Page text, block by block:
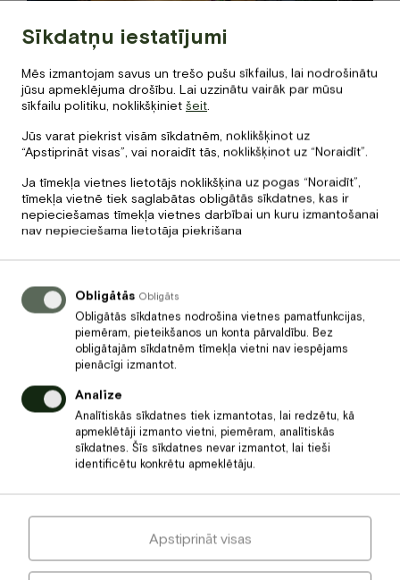
Atpūtas iespējas viesnīcas teritorijā
Viesnīcas „Baltvilla” lieliskā atrašanās vieta
un plašā teritorija piedāvā daudzveidīgas
atpūtas iespējas viesnīcā un tās teritorijā.
Regulāri un atbilstoši sezonai viesnīcas
darbinieki organizē arī dažādus tematiskos
gara
grūtāku?
maltīti,
Apmeklētāju atsauksmes
Citi „Baltvillas” numuri
Visi 38 viesnīcas „Baltvilla” numuri 22–110 m² platībā ir plaši
un komfortabli, kā arī iekārtoti atbilstoši modernas
četrzvaigžņu viesnīcas standartiem. Katra numura
individuālo interjeru papildina mākslinieku Ralfa Jansona
un Agijas Jansones speciāli „Baltvillai” radītās gleznas.
PREZIDENTA APARTAMENTI ROMANTISKAIS LUKSUS
Sīkdatņu iestatījumi
Mēs izmantojam savus un trešo pušu sīkfailus, lai nodrošinātu
jūsu apmeklējuma drošību. Lai uzzinātu vairāk par mūsu
sīkfailu politiku, noklikšķiniet šeit
Jūs varat piekrist visām sīkdatnēm, noklikšķinot uz
“Apstiprināt visas”, vai noraidīt tās, noklikšķinot uz “Noraidīt”.
Ja tīmekļa vietnes lietotājs noklikšķina uz pogas “Noraidīt”,
tīmekļa vietnē tiek saglabātas obligātās sīkdatnes, kas ir
nepieciešamas tīmekļa vietnes darbībai un kuru izmantošanai
nav nepieciešama lietotāja piekrišana
Obligātās Obligāts
Obligātās sīkdatnes nodrošina vietnes pamatfunkcijas,
piemēram, pieteikšanos un konta pārvaldību. Bez
obligātajām sīkdatnēm tīmekļa vietni nav iespējams
pienācīgi izmantot.
Analīze
Analītiskās sīkdatnes tiek izmantotas, lai redzētu, kā
apmeklētāji izmanto vietni, piemēram, analītiskās
sīkdatnes. Šīs sīkdatnes nevar izmantot, lai tieši
identificētu konkrētu apmeklētāju.
Apstiprināt visas